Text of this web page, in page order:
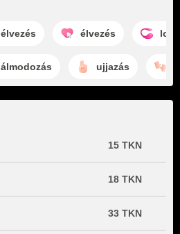
élvezés élvezés
álmodozás ujjazás
15 TKN
18 TKN
33 TKN